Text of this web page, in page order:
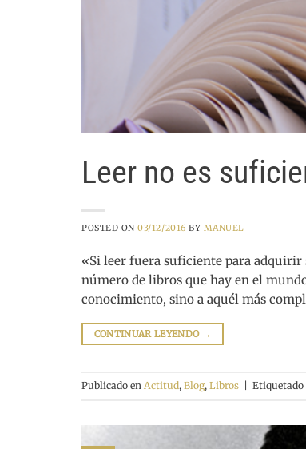
Leer no es
POSTED ON03/12/2016 BY MANUEL
«Si leer fuera suficiente para
número de libros que hay en el
conocimiento, sino a aquél más
CONTINUAR LEYENDO →
Publicado en Actitud, Blog, Libros Etiquetado